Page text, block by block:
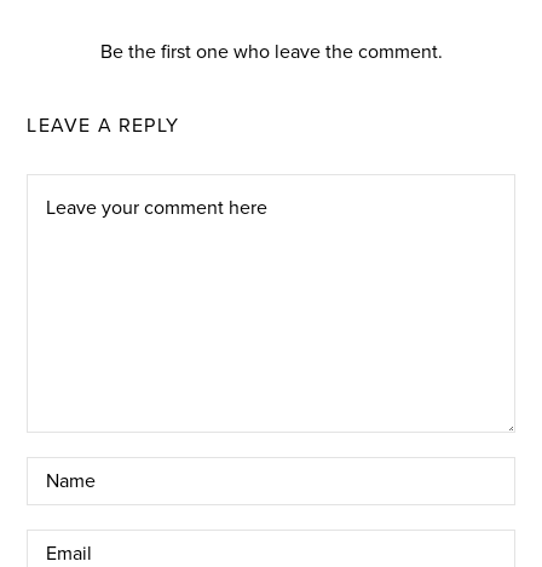
Be the first one who leave the comment.
LEAVE A REPLY